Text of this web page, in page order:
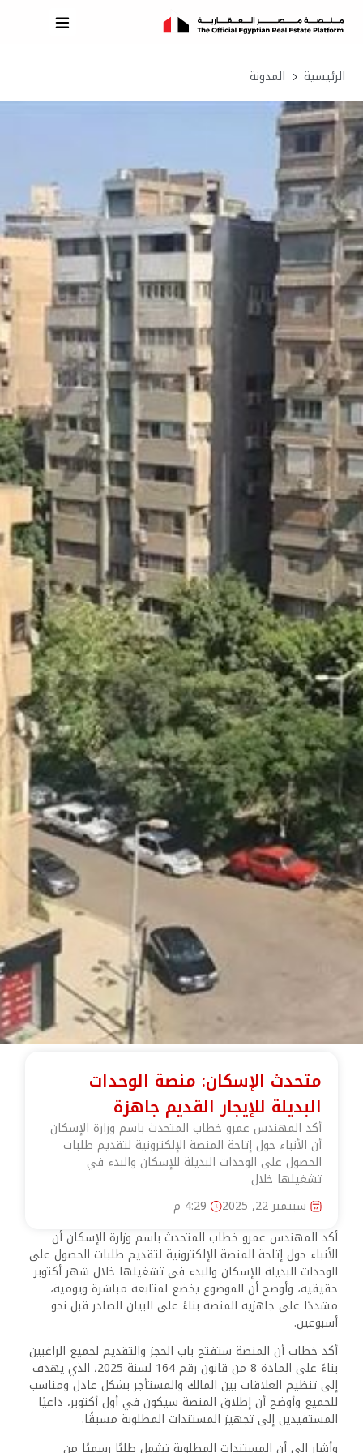
الرئيسية المدونة
متحدث الإسكان: منصة الوحدات
البديلة للإيجار القديم جاهزة
أكد المهندس عمرو خطاب المتحدث باسم وزارة الإسكان
أن الأنباء حول إتاحة المنصة الإلكترونية لتقديم طلبات
الحصول على الوحدات البديلة للإسكان والبدء في
تشغيلها خلال
سبتمبر 22, 2025
4:29 م
أكد المهندس عمرو خطاب المتحدث باسم وزارة الإسكان أن
الأنباء حول إتاحة المنصة الإلكترونية لتقديم طلبات الحصول على
الوحدات البديلة للإسكان والبدء في تشغيلها خلال شهر أكتوبر
حقيقية، وأوضح أن الموضوع يخضع لمتابعة مباشرة ويومية،
مشددًا على جاهزية المنصة بناءً على البيان الصادر قبل نحو
أسبوعين.
أكد خطاب أن المنصة ستفتح باب الحجز والتقديم لجميع الراغبين
بناءً على المادة 8 من قانون رقم 164 لسنة 2025، الذي يهدف
إلى تنظيم العلاقات بين المالك والمستأجر بشكل عادل ومناسب
للجميع وأوضح أن إطلاق المنصة سيكون في أول أكتوبر، داعيًا
المستفيدين إلى تجهيز المستندات المطلوبة مسبقًا.
وأشار إلى أن المستندات المطلوبة تشمل طلبًا رسميًا من